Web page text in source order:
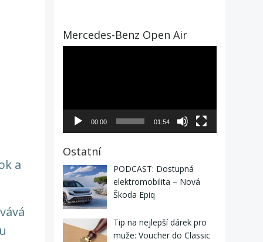
a
Mercedes-Benz Open Air
00:00 01:54
Ostatní
PODCAST: Dostupná
elektromobilita – Nová
Škoda Epiq
Tip na nejlepší dárek pro
muže: Voucher do Classic